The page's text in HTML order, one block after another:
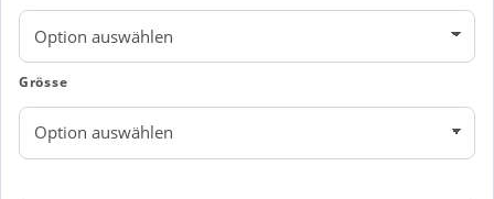
Grösse